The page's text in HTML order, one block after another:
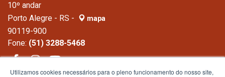
10º andar
Porto Alegre - RS -
mapa
90119-900
Fone: (51) 3288-5468
Utilizamos cookies necessários para o pleno funcionamento do nosso site,